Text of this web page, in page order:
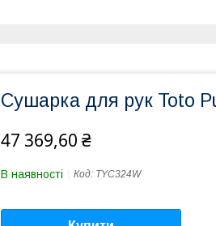
Сушарка для рук Toto
47 369,60 ₴
В наявності Код: TYC324W